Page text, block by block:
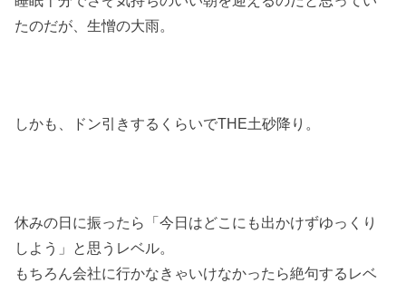
たのだが、生憎の大雨。
しかも、ドン引きするくらいでTHE土砂降り。
休みの日に振ったら「今日はどこにも出かけずゆっくり
しよう」と思うレベル。
もちろん会社に行かなきゃいけなかったら絶句するレベ